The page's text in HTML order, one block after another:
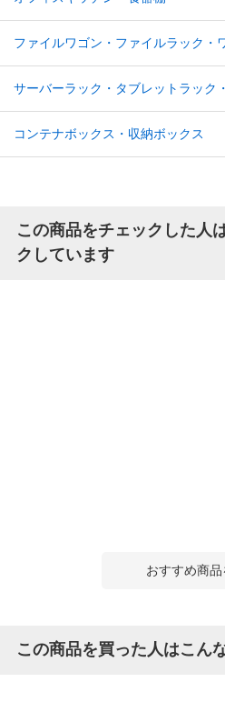
ファイルワゴン・ファイルラック・
サーバーラック・タブレットラック
コンテナボックス・収納ボックス
この商品をチェックした人
クしています
おすすめ商品
この商品を買った人はこん